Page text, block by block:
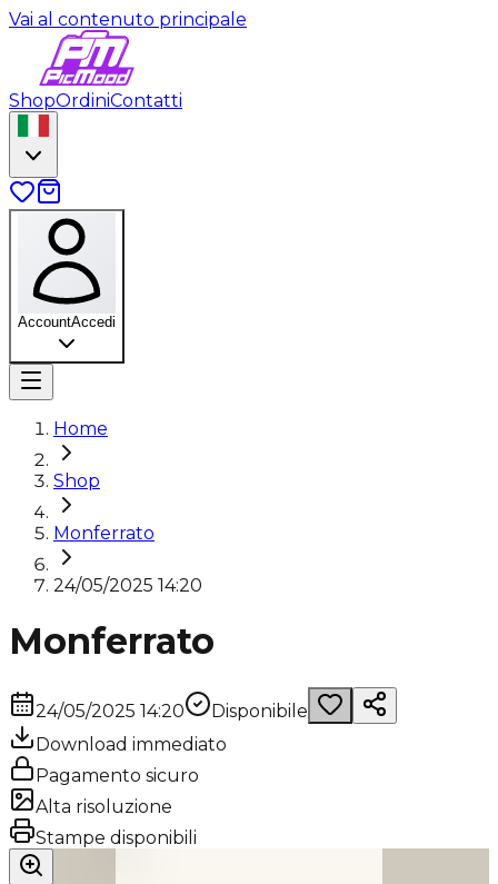
Vai al contenuto principale
ShopOrdiniContatti
AccountAccedi
Home
Shop
Monferrato
24/05/2025 14:20
Monferrato
24/05/2025 14:20
Disponibile
Download immediato
Pagamento sicuro
Alta risoluzione
Stampe disponibili